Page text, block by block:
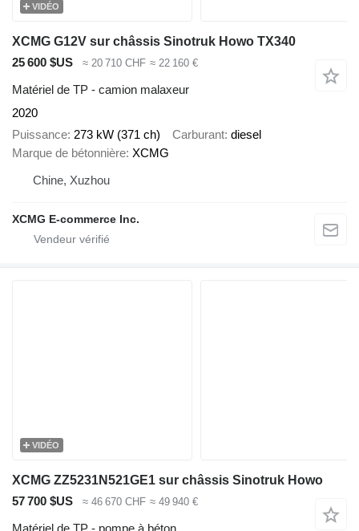
VIDÉO
XCMG G12V sur châssis Sinotruk Howo TX340
25 600 $US
≈ 20 710 CHF ≈ 22 160 €
Matériel de TP - camion malaxeur
2020
Puissance 273 kW (371 ch) Carburant diesel
Marque de bétonnière XCMG
Chine, Xuzhou
XCMG E-commerce Inc.
VIDÉO
XCMG ZZ5231N521GE1 sur châssis Sinotruk Howo
57 700 $US
≈ 46 670 CHF ≈ 49 940 €